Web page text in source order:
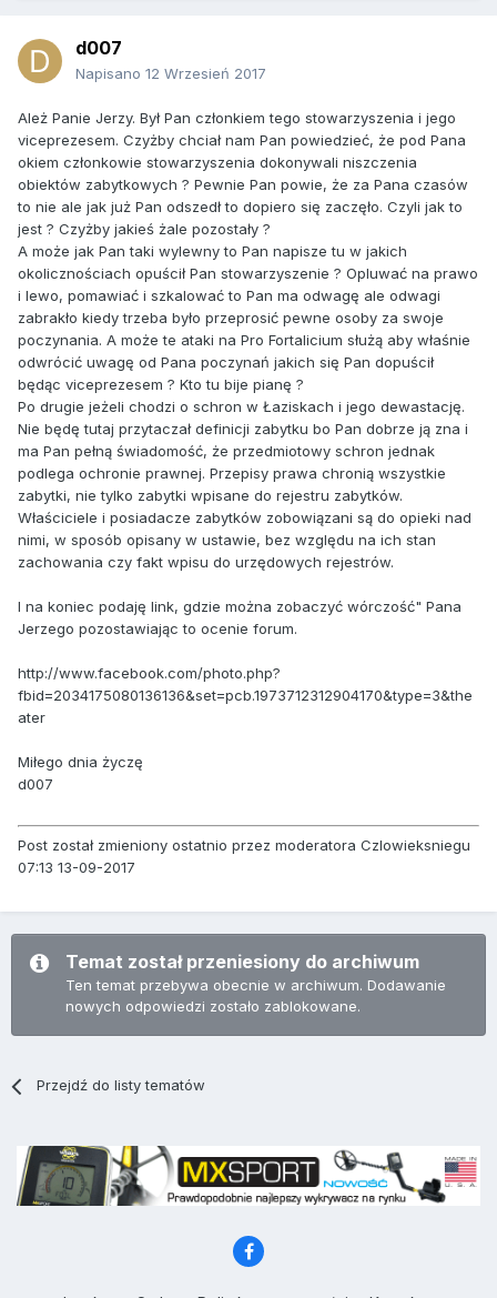
d007
Napisano 12 Wrzesień 2017
Ależ Panie Jerzy. Był Pan członkiem tego stowarzyszenia i jego
viceprezesem. Czyżby chciał nam Pan powiedzieć, że pod Pana
okiem członkowie stowarzyszenia dokonywali niszczenia
obiektów zabytkowych ? Pewnie Pan powie, że za Pana czasów
to nie ale jak już Pan odszedł to dopiero się zaczęło. Czyli jak to
jest ? Czyżby jakieś żale pozostały ?
A może jak Pan taki wylewny to Pan napisze tu w jakich
okolicznościach opuścił Pan stowarzyszenie ? Opluwać na prawo
i lewo, pomawiać i szkalować to Pan ma odwagę ale odwagi
zabrakło kiedy trzeba było przeprosić pewne osoby za swoje
poczynania. A może te ataki na Pro Fortalicium służą aby właśnie
odwrócić uwagę od Pana poczynań jakich się Pan dopuścił
będąc viceprezesem ? Kto tu bije pianę ?
Po drugie jeżeli chodzi o schron w Łaziskach i jego dewastację.
Nie będę tutaj przytaczał definicji zabytku bo Pan dobrze ją zna i
ma Pan pełną świadomość, że przedmiotowy schron jednak
podlega ochronie prawnej. Przepisy prawa chronią wszystkie
zabytki, nie tylko zabytki wpisane do rejestru zabytków.
Właściciele i posiadacze zabytków zobowiązani są do opieki nad
nimi, w sposób opisany w ustawie, bez względu na ich stan
zachowania czy fakt wpisu do urzędowych rejestrów.
I na koniec podaję link, gdzie można zobaczyć wórczość" Pana
Jerzego pozostawiając to ocenie forum.
http://www.facebook.com/photo.php?
fbid=2034175080136136&set=pcb.1973712312904170&type=3&the
ater
Miłego dnia życzę
d007
Post został zmieniony ostatnio przez moderatora Czlowieksniegu
07:13 13-09-2017
Temat został przeniesiony do archiwum
Ten temat przebywa obecnie w archiwum. Dodawanie
nowych odpowiedzi zostało zablokowane.
Przejdź do listy tematów